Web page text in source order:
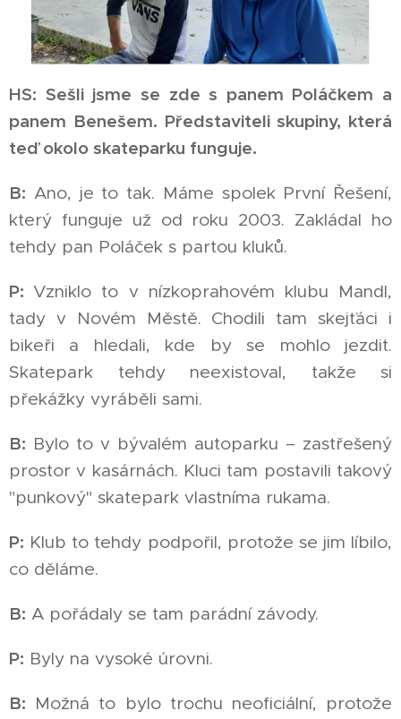
HS: Sešli jsme se zde s panem Poláčkem a
panem Benešem. Představiteli skupiny, která
teď okolo skateparku funguje.
B: Ano, je to tak. Máme spolek První Řešení,
který funguje už od roku 2003. Zakládal ho
tehdy pan Poláček s partou kluků.
P:Vzniklo to v nízkoprahovém klubu Mandl,
tady v Novém Městě. Chodili tam skejťáci i
bikeři a hledali, kde by se mohlo jezdit.
Skatepark tehdy neexistoval, takže si
překážky vyráběli sami.
B: Bylo to v bývalém autoparku – zastřešený
prostor v kasárnách. Kluci tam postavili takový
"punkový" skatepark vlastníma rukama.
P: Klub to tehdy podpořil, protože se jim líbilo,
co děláme.
B: A pořádaly se tam parádní závody.
P: Byly na vysoké úrovni.
B: Možná to bylo trochu neoficiální, protože